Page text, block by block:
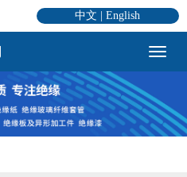
中文 |English